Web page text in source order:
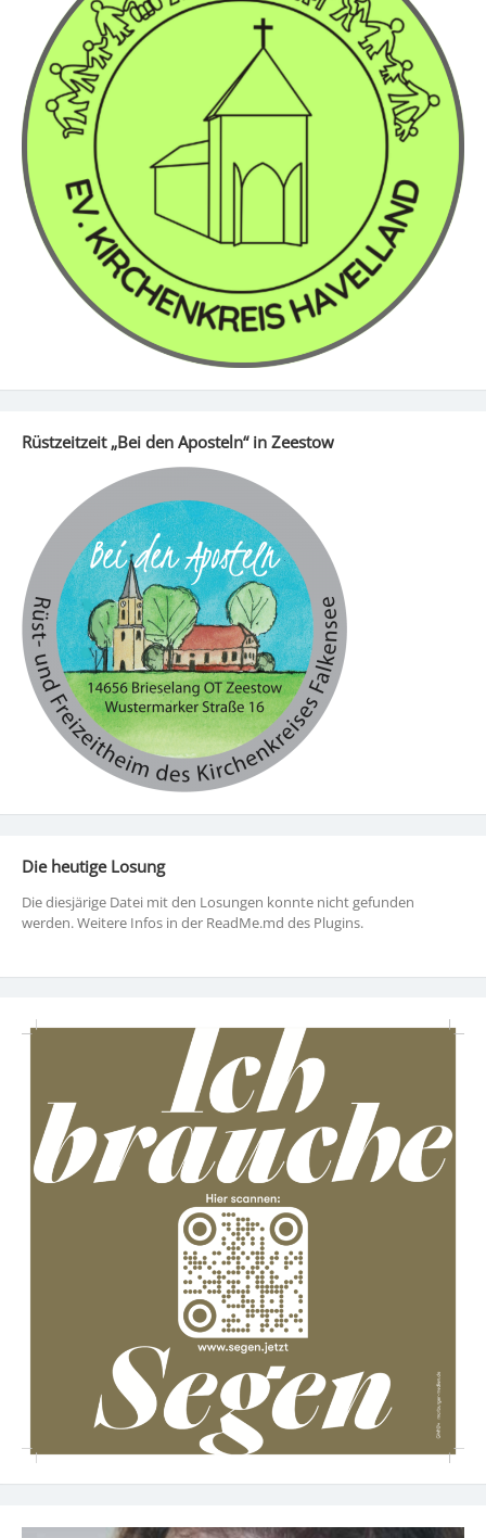
Rüstzeitzeit „Bei den Aposteln“ in Zeestow
Die heutige Losung
Die diesjärige Datei mit den Losungen konnte nicht gefunden
werden. Weitere Infos in der ReadMe.md des Plugins.